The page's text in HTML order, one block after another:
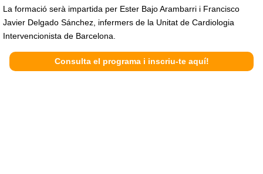
La formació serà impartida per Ester Bajo Arambarri i Francisco
Javier Delgado Sánchez, infermers de la Unitat de Cardiologia
Intervencionista de Barcelona.
Consulta el programa i inscriu-te aquí!